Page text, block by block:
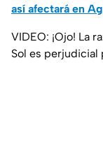
así afectará en
VIDEO: ¡Ojo! La
Sol es perjudicial